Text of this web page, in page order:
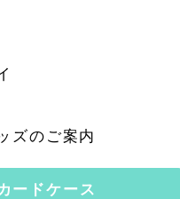
ズのご案内
ードケース